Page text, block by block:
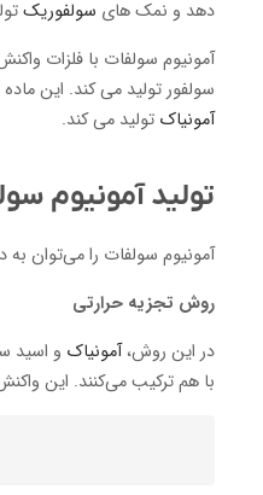
دهد و نمک های سولفوریک
آمونیوم سولفات با فلزات
سولفور تولید می کند. این
آمونیاک تولید می کند.
تولید آمونیوم
آمونیوم سولفات را می‌توان به
روش تجزیه حرارتی
در این روش،آمونیاک و اسید
با هم ترکیب می‌کنند. این